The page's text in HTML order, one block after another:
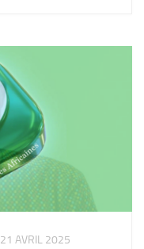
21 AVRIL 2025